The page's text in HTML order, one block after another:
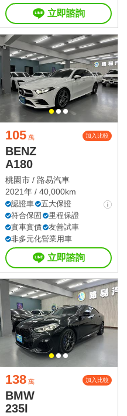
立即諮詢
105 萬 加入比較
BENZ
A180
桃園市 / 路易汽車
2021年 / 40,000km
認證車
五大保證
符合保固
里程保證
實車實價
友善試車
非多元化營業用車
立即諮詢
138 萬 加入比較
BMW
235I